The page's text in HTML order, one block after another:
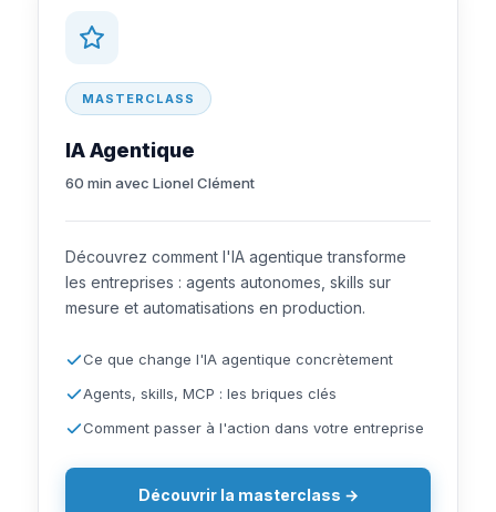
MASTERCLASS
IA Agentique
60 min avec Lionel Clément
Découvrez comment l'IA agentique transforme
les entreprises : agents autonomes, skills sur
mesure et automatisations en production.
Ce que change l'IA agentique concrètement
Agents, skills, MCP : les briques clés
Comment passer à l'action dans votre entreprise
Découvrir la masterclass →